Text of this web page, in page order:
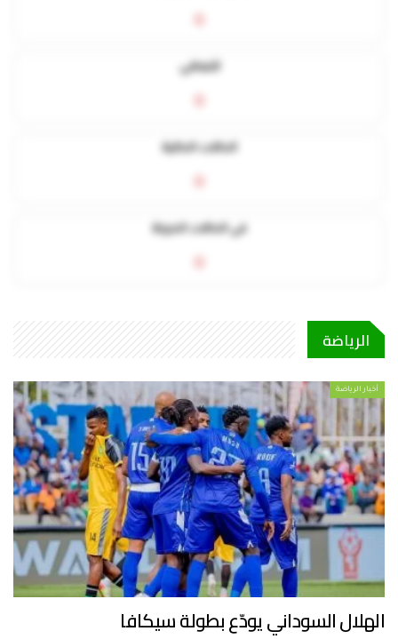
التعافي
في الحالات الحرجة
الرياضة
أخبار الرياضة
الهلال السوداني يودّع بطولة سيكافا